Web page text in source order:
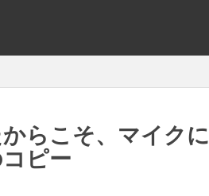
らこそ、マイクに
ピー